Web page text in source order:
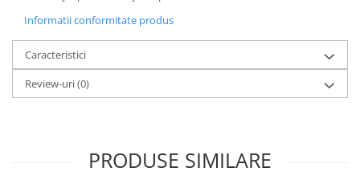
Accesorii pompe de apa
Accesorii unelte gradinarit
Articole antidaunatori gradina
Consumabile masini gradinarit
Ustensile Gratar
Informatii conformitate produs
Caracteristici
Review-uri(0)
PRODUSE SIMILARE